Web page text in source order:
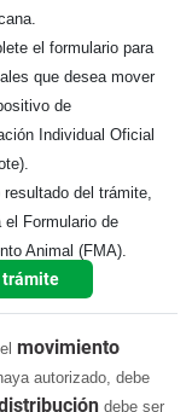
el formulario para
que desea mover
de
Individual Oficial
resultado del trámite,
el Formulario de
Animal (FMA).
trámite
movimiento
autorizado, debe
debe ser